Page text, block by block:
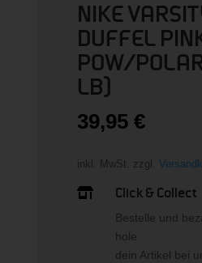
NIKE
DUFFEL
POW/
LB)
39,95 €
inkl. MwSt. zzgl.
 Click & Collect
Bestelle und
hole
dein Artikel bei